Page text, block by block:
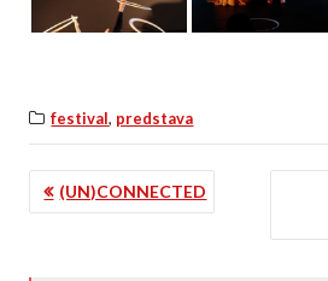
festival, predstava
NAVIGACIJA
(UN)CONNECTED